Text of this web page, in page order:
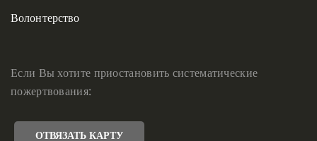
Волонтерство
Если Вы хотите приостановить систематические
пожертвования:
ОТВЯЗАТЬ КАРТУ